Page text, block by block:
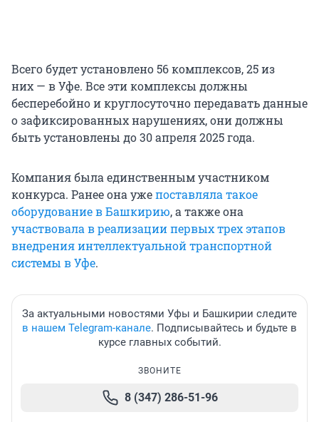
Всего будет установлено 56 комплексов, 25 из
них — в Уфе. Все эти комплексы должны
бесперебойно и круглосуточно передавать данные
о зафиксированных нарушениях, они должны
быть установлены до 30 апреля 2025 года.
Компания была единственным участником
конкурса. Ранее она ужепоставляла такое
оборудование в Башкирию, а также она
участвовала в реализации первых трех этапов
внедрения интеллектуальной транспортной
системы в Уфе.
За актуальными новостями Уфы и Башкирии следите
в нашем Telegram-канале. Подписывайтесь и будьте в
курсе главных событий.
ЗВОНИТЕ
8 (347) 286-51-96